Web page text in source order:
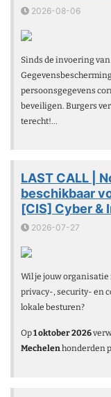
2026-08-06
Sinds de invoering
persoonsgegevens
beveiligen. Burgers
terecht!...
LAST CALL |
beschikbaar
[CIS] Cyber &
2026-07-27
Wil je jouw
privacy-, security- en
lokale besturen?
Op1 oktober 2026
Mechelenhonderden